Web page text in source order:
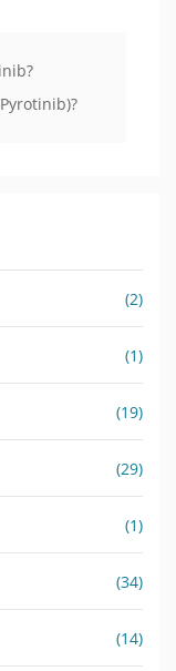
(2)
(1)
(19)
(29)
(1)
(34)
(14)